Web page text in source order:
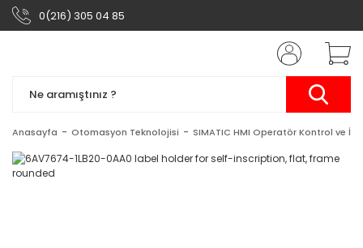
0(216) 305 04 85
Anasayfa Otomasyon Teknolojisi SIMATIC HMI Operatör Kontrol ve